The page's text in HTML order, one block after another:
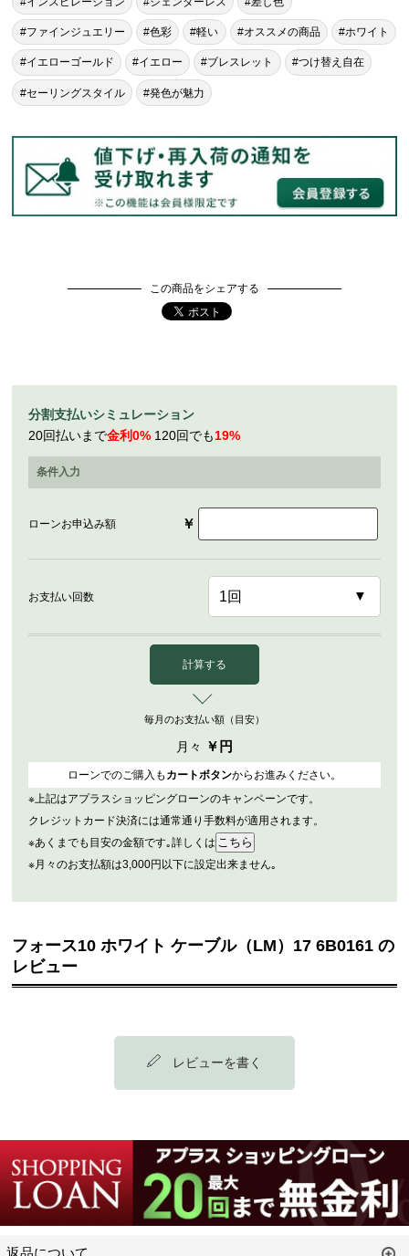
#ファインジュエリー #色彩 #軽い #オススメの商品 #ホワイト
#イエローゴールド #イエロー #ブレスレット #つけ替え自在
#セーリングスタイル #発色が魅力
この商品をシェアする
分割支払いシミュレーション
20回払いまで金利0% 120回でも19%
条件入力
ローンお申込み額 ￥
お支払い回数
計算する
毎月のお支払い額（目安）
月々 ￥ 円
ローンでのご購入も カートボタンからお進みください。
※上記はアプラスショッピングローンのキャンペーンです。
クレジットカード決済には通常通り手数料が適用されます。
※あくまでも目安の金額です｡詳しくは
※月々のお支払額は3,000円以下に設定出来ません｡
フォース10 ホワイト ケーブル（LM）17 6B0161 の
レビュー
レビューを書く
返品について